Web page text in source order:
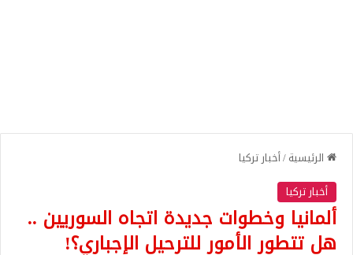
الرئيسية/أخبار تركيا
أخبار تركيا
ألمانيا وخطوات جديدة اتجاه السوريين ..
هل تتطور الأمور للترحيل الإجباري؟!